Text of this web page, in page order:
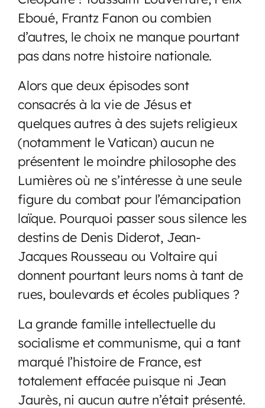
Eboué, Frantz Fanon ou combien
d’autres, le choix ne manque pourtant
pas dans notre histoire nationale.
Alors que deux épisodes sont
consacrés à la vie de Jésus et
quelques autres à des sujets religieux
(notamment le Vatican) aucun ne
présentent le moindre philosophe des
Lumières où ne s’intéresse à une seule
figure du combat pour l’émancipation
laïque. Pourquoi passer sous silence les
destins de Denis Diderot, Jean-
Jacques Rousseau ou Voltaire qui
donnent pourtant leurs noms à tant de
rues, boulevards et écoles publiques ?
La grande famille intellectuelle du
socialisme et communisme, qui a tant
marqué l’histoire de France, est
totalement effacée puisque ni Jean
Jaurès, ni aucun autre n’était présenté.